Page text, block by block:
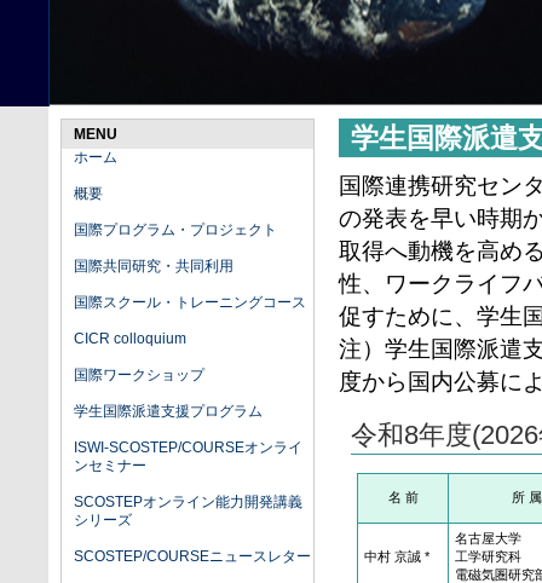
学生国際派遣
国際連携研究セン
の発表を早い時期
取得へ動機を高め
性、ワークライフ
促すために、学生
注）学生国際派遣
度から国内公募に
令和8年度
名 前 所 属
中村 京誠 *
名古屋大学
工学研究科
電磁気圏研究
MENU
ホーム
概要
国際プログラム・プロジェクト
国際共同研究・共同利用
国際スクール・トレーニングコース
CICR colloquium
国際ワークショップ
学生国際派遣支援プログラム
ISWI-SCOSTEP/COURSEオンライ
ンセミナー
SCOSTEPオンライン能力開発講義
シリーズ
SCOSTEP/COURSEニュースレター